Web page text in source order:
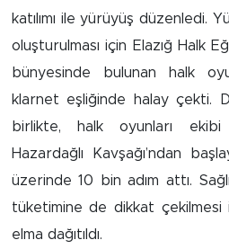
katılımı ile yürüyüş düzenledi.
oluşturulması için Elazığ Halk
bünyesinde bulunan halk
klarnet eşliğinde halay çekti.
birlikte, halk oyunları ekibi
Hazardağlı Kavşağı’ndan
üzerinde 10 bin adım attı.
tüketimine de dikkat çekilmesi
elma dağıtıldı.
Spor
Yazıhan
Kuluncak
Yeşilyurt